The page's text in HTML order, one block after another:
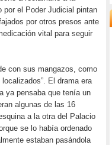
el Poder Judicial pintan
por otros presos ante
vital para seguir
con sus mangazos, como
El drama era
ya pensaba que tenía un
algunas de las 16
a la otra del Palacio
se lo había ordenado
estaban pasándola